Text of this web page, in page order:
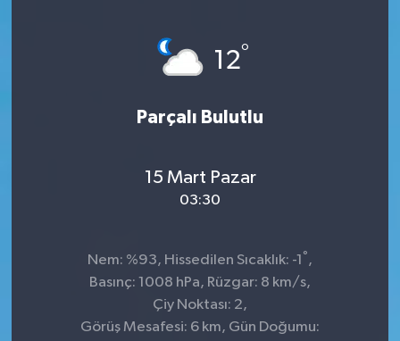
12°
Parçalı Bulutlu
15 Mart Pazar
03:30
Nem: %93, Hissedilen Sıcaklık: -1 ° ,
Basınç: 1008 hPa, Rüzgar: 8 km/s,
Çiy Noktası: 2,
Görüş Mesafesi: 6 km, Gün Doğumu:
SİVİL TOPLUM
SOSYAL YAŞAM